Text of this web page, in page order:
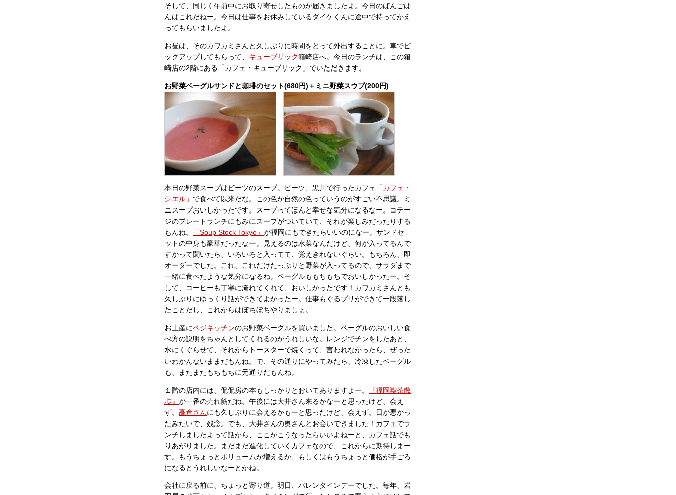
そして、同じく午前中にお取り寄せしたものが届きましたよ。今日のばんごは
んはこれだねー。今日は仕事をお休みしているダイケくんに途中で持ってかえ
ってもらいましたよ。
お昼は、そのカワカミさんと久しぶりに時間をとって外出することに。車でピ
ックアップしてもらって、 キューブリック箱崎店へ。今日のランチは、この箱
崎店の2階にある「カフェ・キューブリック」でいただきます。
お野菜ベーグルサンドと珈琲のセット(680円)＋ミニ野菜スウプ(200円)
本日の野菜スープはビーツのスープ。ビーツ、黒川で行ったカフェ
「カフェ・
シエル」 で食べて以来だな。この色が自然の色っていうのがすごい不思議。ミ
ニスープおいしかったです。スープってほんと幸せな気分になるなー。コテー
ジのプレートランチにもみにスープがついていて、それが楽しみだったりする
もんね。
「Soup Stock Tokyo」 が福岡にもできたらいいのになー。サンドセ
ットの中身も豪華だったなー。見えるのは水菜なんだけど、何が入ってるんで
すかって聞いたら、いろいろと入ってて、覚えきれないぐらい。もちろん、即
オーダーでした。これ、これだけたっぷりと野菜が入ってるので、サラダまで
一緒に食べたような気分になるね。ベーグルももちもちでおいしかったー。そ
して、コーヒーも丁寧に淹れてくれて、おいしかったです！カワカミさんとも
久しぶりにゆっくり話ができてよかったー。仕事もぐるプサができて一段落し
たことだし、これからはぼちぼちやりましょ。
お土産にベジキッチンのお野菜ベーグルを買いました。ベーグルのおいしい食
べ方の説明をちゃんとしてくれるのがうれしいな。レンジでチンをしたあと、
水にくぐらせて、それからトースターで焼くって、言われなかったら、ぜった
いわかんないままだもんね。で、その通りにやってみたら、冷凍したベーグル
も、またまたもちもちに元通りだもんね。
１階の店内には、侃侃房の本もしっかりとおいてありますよー。
『福岡喫茶散
歩』 が一番の売れ筋だね。午後には大井さん来るかなーと思ったけど、会え
ず。 高倉さんにも久しぶりに会えるかもーと思ったけど、会えず。日が悪かっ
たみたいで、残念。でも、大井さんの奥さんとお会いできました！カフェでラ
ンチしましたよって話から、ここがこうなったらいいよねーと、カフェ話でも
りあがりました。まだまだ進化していくカフェなので、これからに期待しまー
す。もうちょっとボリュームが増えるか、もしくはもうちょっと価格が手ごろ
になるとうれしいなーとかね。
会社に戻る前に、ちょっと寄り道。明日、バレンタインデーでした。毎年、岩